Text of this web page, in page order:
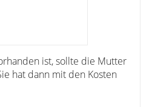
ist, sollte die Mutter
hat dann mit den Kosten